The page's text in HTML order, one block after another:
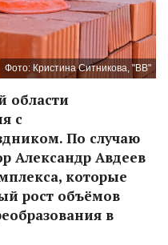
Фото: Кристина Ситникова, "ВВ"
области
с
По случаю
Александр Авдеев
которые
рост объёмов
в